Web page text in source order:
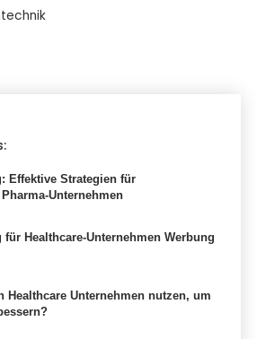
Effektive Strategien für
Unternehmen‍
Healthcare-Unternehmen Werbung
Healthcare Unternehmen nutzen, um